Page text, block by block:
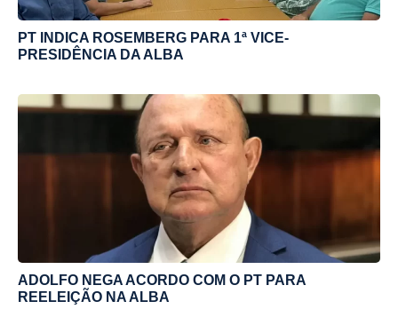
PT INDICA ROSEMBERG PARA 1ª VICE-
PRESIDÊNCIA DA ALBA
ADOLFO NEGA ACORDO COM O PT PARA
REELEIÇÃO NA ALBA